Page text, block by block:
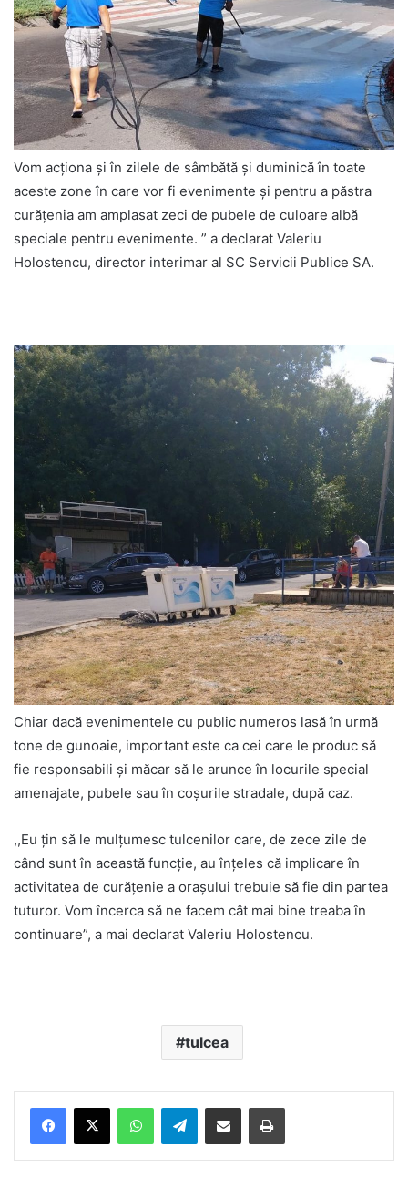
Vom acţiona şi în zilele de sâmbătă şi duminică în toate
aceste zone în care vor fi evenimente şi pentru a păstra
curăţenia am amplasat zeci de pubele de culoare albă
speciale pentru evenimente. ” a declarat Valeriu
Holostencu, director interimar al SC Servicii Publice SA.
Chiar dacă evenimentele cu public numeros lasă în urmă
tone de gunoaie, important este ca cei care le produc să
fie responsabili şi măcar să le arunce în locurile special
amenajate, pubele sau în coşurile stradale, după caz.
,,Eu țin să le mulțumesc tulcenilor care, de zece zile de
când sunt în această funcție, au înțeles că implicare în
activitatea de curățenie a orașului trebuie să fie din partea
tuturor. Vom încerca să ne facem cât mai bine treaba în
continuare”, a mai declarat Valeriu Holostencu.
tulcea
Telegram